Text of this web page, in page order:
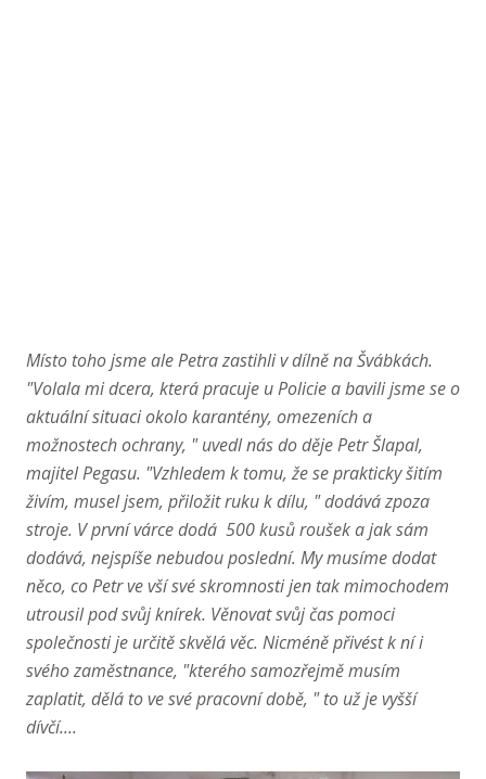
Místo toho jsme ale Petra zastihli v dílně na Švábkách.
"Volala mi dcera, která pracuje u Policie a bavili jsme se o
aktuální situaci okolo karantény, omezeních a
možnostech ochrany, " uvedl nás do děje Petr Šlapal,
majitel Pegasu. "Vzhledem k tomu, že se prakticky šitím
živím, musel jsem, přiložit ruku k dílu, " dodává zpoza
stroje. V první várce dodá 500 kusů roušek a jak sám
dodává, nejspíše nebudou poslední. My musíme dodat
něco, co Petr ve vší své skromnosti jen tak mimochodem
utrousil pod svůj knírek. Věnovat svůj čas pomoci
společnosti je určitě skvělá věc. Nicméně přivést k ní i
svého zaměstnance, "kterého samozřejmě musím
zaplatit, dělá to ve své pracovní době, " to už je vyšší
dívčí....